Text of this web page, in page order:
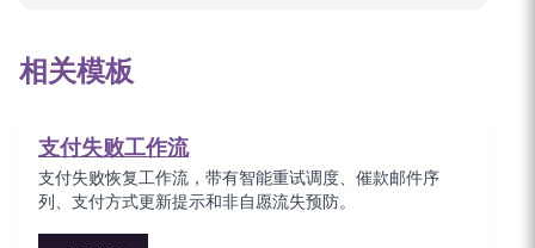
相关模板
支付失败工作流
支付失败恢复工作流，带有智能重试调度、催款邮件序
列、支付方式更新提示和非自愿流失预防。